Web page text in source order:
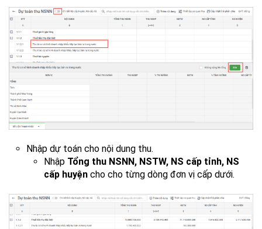
Nhập dự toán cho nội dung thu.
Nhập Tổng thu NSNN, NSTW, NS cấp tỉnh, NS
cấp huyện cho cho từng dòng đơn vị cấp dưới.